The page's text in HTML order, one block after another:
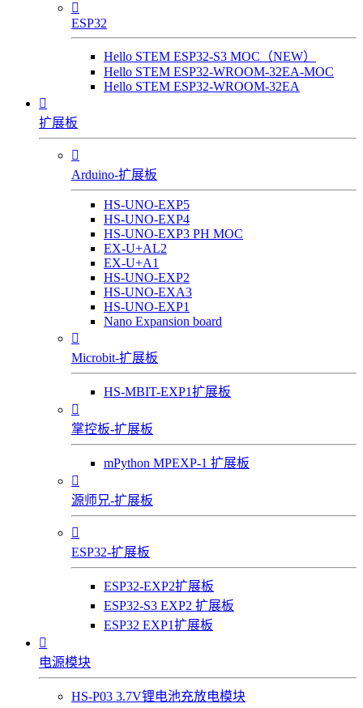

ESP32
Hello STEM ESP32-S3 MOC（NEW）
Hello STEM ESP32-WROOM-32EA-MOC
Hello STEM ESP32-WROOM-32EA

扩展板

Arduino-扩展板
HS-UNO-EXP5
HS-UNO-EXP4
HS-UNO-EXP3 PH MOC
EX-U+AL2
EX-U+A1
HS-UNO-EXP2
HS-UNO-EXA3
HS-UNO-EXP1
Nano Expansion board

Microbit-扩展板
HS-MBIT-EXP1扩展板

掌控板-扩展板
mPython MPEXP-1 扩展板

源师兄-扩展板

ESP32-扩展板
ESP32-EXP2扩展板
ESP32-S3 EXP2 扩展板
ESP32 EXP1扩展板

电源模块
HS-P03 3.7V锂电池充放电模块